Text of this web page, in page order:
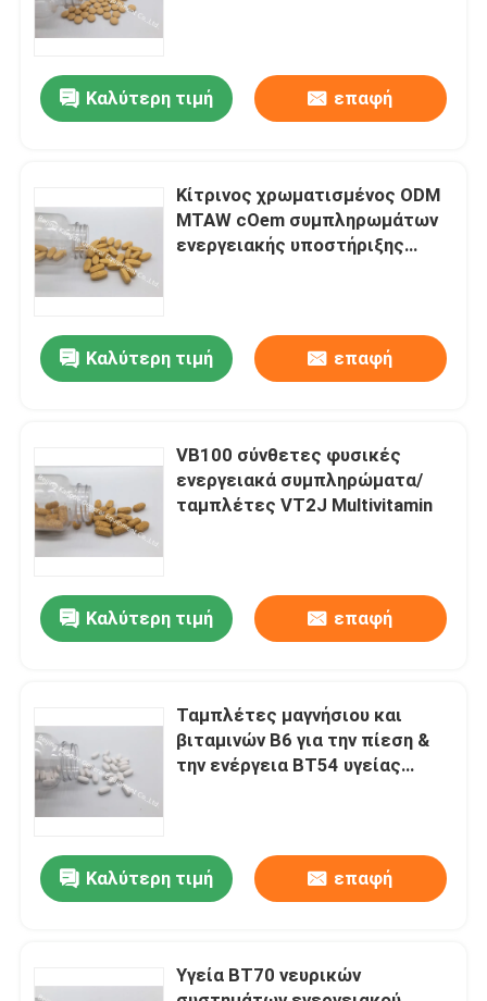
Σπίτι
Περίπου εμείς
Ποιοτικός έλεγχος
Μας ελάτε σε επαφή με
Ειδήσεις
Περιπτώσεις
IVC συμπληρώματα
Καλύτερη τιμή επαφή
Κίτρινος χρωματισμένος ODM
MTAW cOem συμπληρωμάτων
ενεργειακής υποστήριξης
Καλύτερη τιμή επαφή
VB100 σύνθετες φυσικές
ενεργειακά συμπληρώματα/
ταμπλέτες VT2J Multivitamin
Καλύτερη τιμή επαφή
Ταμπλέτες μαγνήσιου και
βιταμινών B6 για την πίεση &
την ενέργεια BT54 υγείας
Καλύτερη τιμή επαφή
Υγεία BT70 νευρικών